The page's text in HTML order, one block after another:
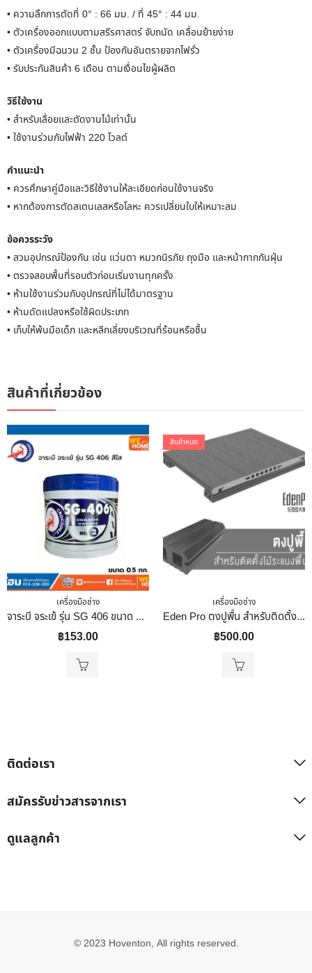
• ความลึกการตัดที่ 0° : 66 มม. / ที่ 45° : 44 มม.
• ตัวเครื่องออกแบบตามสรีรศาสตร์ จับถนัด เคลื่อนย้ายง่าย
• ตัวเครื่องมีฉนวน 2 ชั้น ป้องกันอันตรายจากไฟรั่ว
• รับประกันสินค้า 6 เดือน ตามเงื่อนไขผู้ผลิต
วิธีใช้งาน
• สำหรับเลื่อยและตัดงานไม้เท่านั้น
• ใช้งานร่วมกับไฟฟ้า 220 โวลต์
คำแนะนำ
• ควรศึกษาคู่มือและวิธีใช้งานให้ละเอียดก่อนใช้งานจริง
• หากต้องการตัดสเตนเลสหรือโลหะ ควรเปลี่ยนใบให้เหมาะสม
ข้อควรระวัง
• สวมอุปกรณ์ป้องกัน เช่น แว่นตา หมวกนิรภัย ถุงมือ และหน้ากากกันฝุ่น
• ตรวจสอบพื้นที่รอบตัวก่อนเริ่มงานทุกครั้ง
• ห้ามใช้งานร่วมกับอุปกรณ์ที่ไม่ได้มาตรฐาน
• ห้ามดัดแปลงหรือใช้ผิดประเภท
• เก็บให้พ้นมือเด็ก และหลีกเลี่ยงบริเวณที่ร้อนหรือชื้น
สินค้าที่เกี่ยวข้อง
เครื่องมือช่าง
จาระบี จระเข้ รุ่น SG 406 ขนาด สีเขียว 0.5 กก.
฿153.00
สินค้าหมด
เครื่องมือช่าง
Eden Pro ตงปูพื้น สำหรับติดตั้งพื้นไม้ระแนง WPC (ความยาว 2200 มม.)
฿500.00
ติดต่อเรา
สมัครรับข่าวสารจากเรา
ดูแลลูกค้า
© 2023 Hoventon, All rights reserved.